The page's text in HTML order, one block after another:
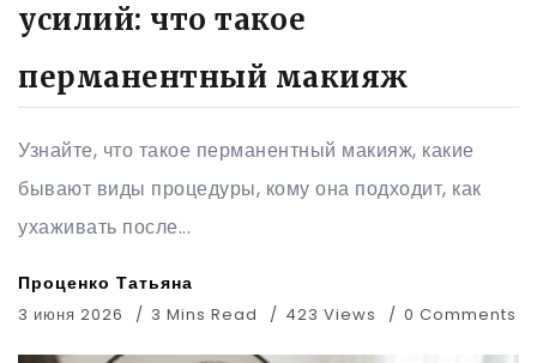
усилий: что такое
перманентный макияж
Узнайте, что такое перманентный макияж, какие
бывают виды процедуры, кому она подходит, как
ухаживать после...
Проценко Татьяна
3 июня 2026 3 Mins Read 423 Views 0 Comments